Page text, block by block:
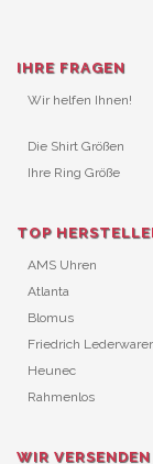
IHRE FRAGEN
Wir helfen Ihnen!
Die Shirt Größen
Ihre Ring Größe
TOP
AMS Uhren
Atlanta
Blomus
Friedrich
Heunec
Rahmenlos
WIR